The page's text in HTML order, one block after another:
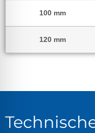
100 mm
120 mm